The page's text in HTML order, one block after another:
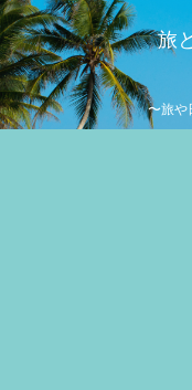
旅
〜旅や